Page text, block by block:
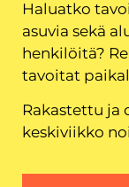
Haluatko
asuvia sekä
henkilöitä?
tavoitat
Rakastettu ja
keskiviikko